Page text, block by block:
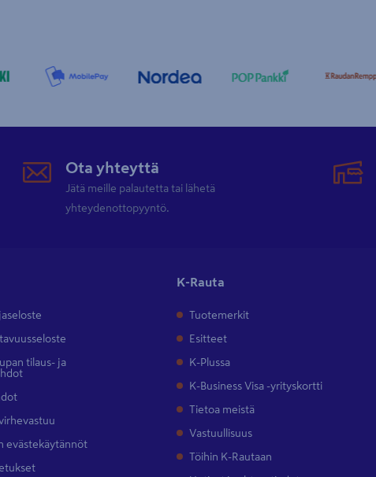
Ota yhteyttä
Jätä meille palautetta tai lähetä
yhteydenottopyyntö.
tilaus- ja
evästekäytännöt
K-Rauta
Tuotemerkit
Esitteet
K-Plussa
K-Business Visa -yrityskortti
Tietoa meistä
Vastuullisuus
Töihin K-Rautaan